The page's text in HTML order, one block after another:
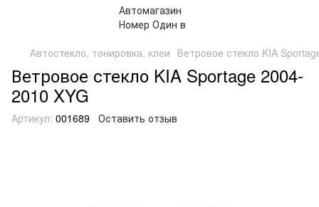
Автостекло, тонировка, клеи Ветровое стекло KIA
Ветровое стекло KIA Sportage 2004-
2010 XYG
Артикул: 001689 Оставить отзыв